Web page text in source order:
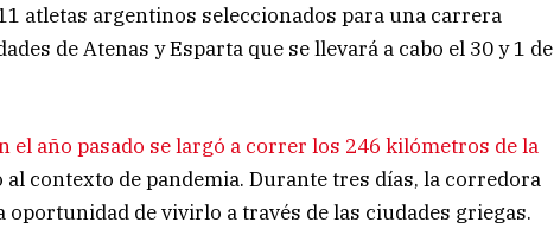
atletas argentinos seleccionados para una carrera
de Atenas y Esparta que se llevará a cabo el 30 y 1 de
el año pasado se largó a correr los 246 kilómetros de la
al contexto de pandemia. Durante tres días, la corredora
de vivirlo a través de las ciudades griegas.